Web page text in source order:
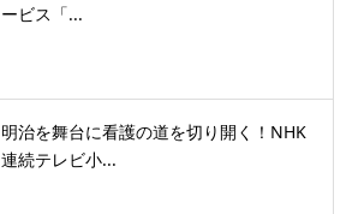
ービス「...
明治を舞台に看護の道を切り開く！NHK
連続テレビ小...